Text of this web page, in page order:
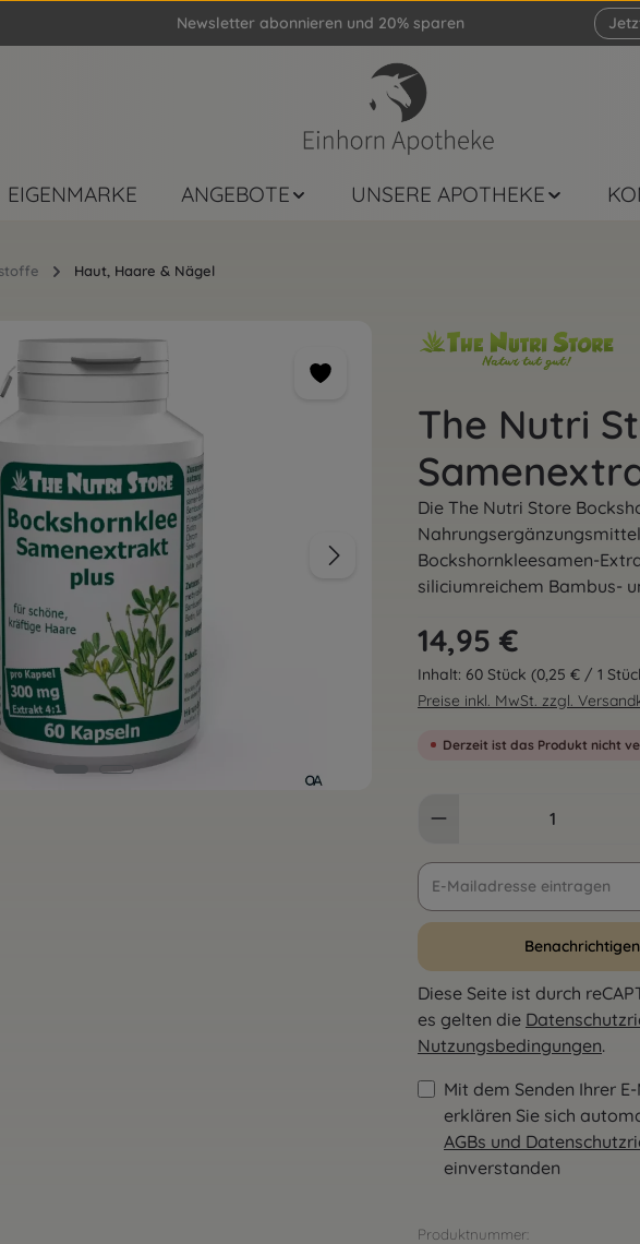
Newsletter abonnieren und 20% sparen
EIGENMARKE ANGEBOTE UNSERE APOTHEKE
Haut, Haare & Nägel
The Nutri
Die The Nutri Store
Bockshornkleesamen-
siliciumreichem Bambus-
Regulärer Preis:
14,95 €
Inhalt: 60 Stück (0,25 € / 1
Preise inkl. MwSt. zzgl.
Derzeit ist das Produkt nicht
Diese Seite ist durch
es gelten die
Nutzungsbedingungen.
Mit dem Senden Ihrer
erklären Sie sich
AGBs und
einverstanden
Produktnummer: